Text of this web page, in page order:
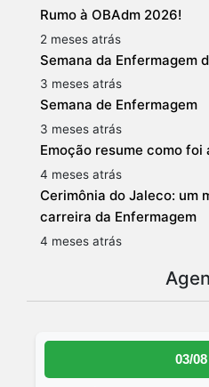
Rumo à OBAdm 2026!
2 meses atrás
Semana da Enfermagem
3 meses atrás
Semana de Enfermagem
3 meses atrás
Emoção resume como
4 meses atrás
Cerimônia do Jaleco: um
carreira da Enfermagem
4 meses atrás
03/08